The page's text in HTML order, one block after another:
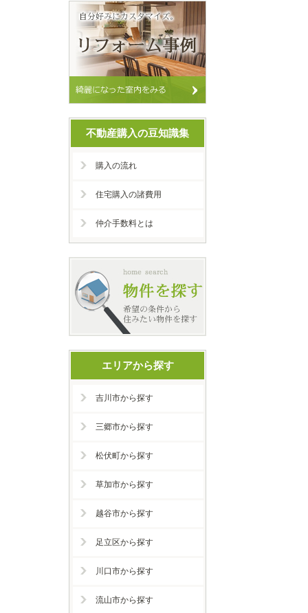
不動産購入の豆知識集
購入の流れ
住宅購入の諸費用
仲介手数料とは
エリアから探す
吉川市から探す
三郷市から探す
松伏町から探す
草加市から探す
越谷市から探す
足立区から探す
川口市から探す
流山市から探す